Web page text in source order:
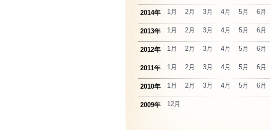
2014年 1月 2月 3月 4月 5月 6月
2013年 1月 2月 3月 4月 5月 6月
2012年 1月 2月 3月 4月 5月 6月
2011年 1月 2月 3月 4月 5月 6月
2010年 1月 2月 3月 4月 5月 6月
2009年 12月